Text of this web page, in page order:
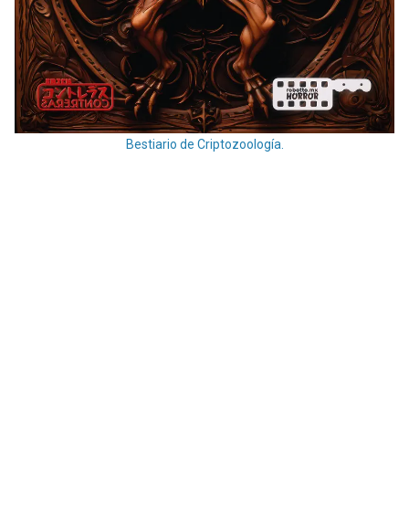
Bestiario de Criptozoología.